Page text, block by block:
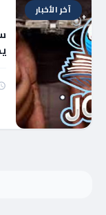
آخر الأخبار